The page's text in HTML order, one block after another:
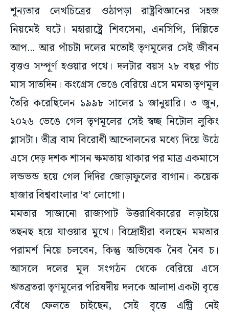
নিয়মেই ঘটে। মহারাষ্ট্রে শিবসেনা, এনসিপি, দিল্লিতে
আপ... আর পাঁচটা দলের মতোই তৃণমূলের সেই জীবন
বৃত্তও সম্পূর্ণ হওয়ার পথে। দলটার বয়স ২৮ বছর পাঁচ
মাস সাতদিন। কংগ্রেস ভেঙে বেরিয়ে এসে মমতা তৃণমূল
তৈরি করেছিলেন ১৯৯৮ সালের ১ জানুয়ারি। ৩ জুন,
২০২৬ ভেঙে গেল তৃণমূলের সেই স্বচ্ছ নিটোল লুকিং
গ্লাসটা। তীব্র বাম বিরোধী আন্দোলনের মধ্যে দিয়ে উঠে
এসে দেড় দশক শাসন ক্ষমতায় থাকার পর মাত্র একমাসে
লন্ডভন্ড হয়ে গেল দিদির জোড়াফুলের বাগান। কয়েক
হাজার বিশ্ববাংলার ‘ব’ লোগো।
মমতার সাজানো রাজ্যপাট উত্তরাধিকারের লড়াইয়ে
তছনছ হয়ে যাওয়ার মুখে। বিদ্রোহীরা বলছেন মমতার
পরামর্শ নিয়ে চলবেন, কিন্তু অভিষেক নৈব নৈব চ।
আসলে দলের মূল সংগঠন থেকে বেরিয়ে এসে
ঋতব্রতরা তৃণমূলের পরিষদীয় দলকে আলাদা একটা বৃত্তে
বেঁধে ফেলতে চাইছেন, সেই বৃত্তে এন্ট্রি নেই
অভিষেকের। মহারাষ্ট্রে একনাথ সিন্ধেকে সামনে রেখে